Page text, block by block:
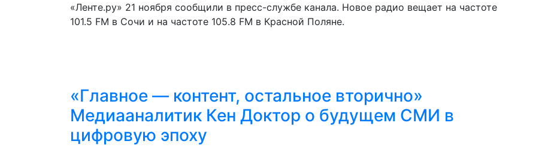
«Ленте.ру» 21 ноября сообщили в пресс-службе канала. Новое радио вещает на частоте
101.5 FM в Сочи и на частоте 105.8 FM в Красной Поляне.
«Главное — контент, остальное вторично»
Медиааналитик Кен Доктор о будущем СМИ в
цифровую эпоху